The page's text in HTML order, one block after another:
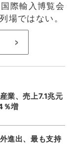
際輸入博覧会
場ではない。
>
業、売上7.1兆元
％増
進出、最も支持